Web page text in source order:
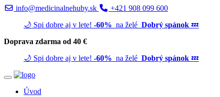
info@medicinalnehuby.sk
+421 908 099 600
🌙 Spi dobre aj v lete! -60% na želé Dobrý spánok 💤
Doprava zdarma od 40 €
🌙 Spi dobre aj v lete! -60% na želé Dobrý spánok 💤
Úvod